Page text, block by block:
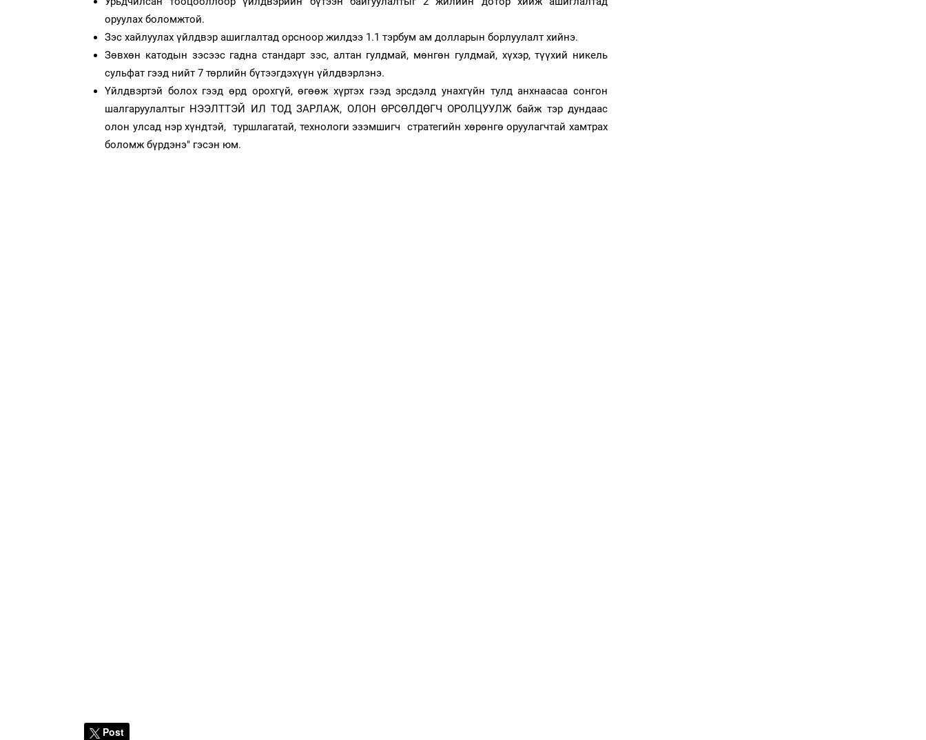
оруулах боломжтой.
Зэс хайлуулах үйлдвэр ашиглалтад орсноор жилдээ 1.1 тэрбум ам долларын борлуулалт хийнэ.
Зөвхөн катодын зэсээс гадна стандарт зэс, алтан гулдмай, мөнгөн гулдмай, хүхэр, түүхий никель
сульфат гээд нийт 7 төрлийн бүтээгдэхүүн үйлдвэрлэнэ.
Үйлдвэртэй болох гээд өрд орохгүй, өгөөж хүртэх гээд эрсдэлд унахгүйн тулд анхнаасаа сонгон
шалгаруулалтыг НЭЭЛТТЭЙ ИЛ ТОД ЗАРЛАЖ, ОЛОН ӨРСӨЛДӨГЧ ОРОЛЦУУЛЖ байж тэр дундаас
олон улсад нэр хүндтэй, туршлагатай, технологи эзэмшигч стратегийн хөрөнгө оруулагчтай хамтрах
боломж бүрдэнэ" гэсэн юм.
Post